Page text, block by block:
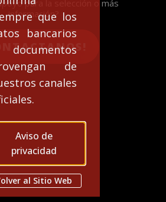
que los
bancarios
de
canales
Aviso de
privacidad
al Sitio Web
para la selección o más
información?